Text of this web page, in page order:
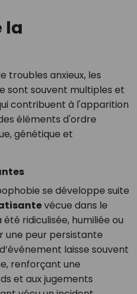
la
troubles anxieux, les
sont souvent multiples et
contribuent à l'apparition
éléments d'ordre
génétique et
se développe suite
vécue dans le
ridiculisée, humiliée ou
une peur persistante
laisse souvent
renforçant une
et aux jugements